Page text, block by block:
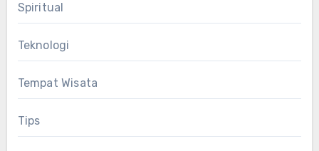
Spiritual
Teknologi
Tempat Wisata
Tips